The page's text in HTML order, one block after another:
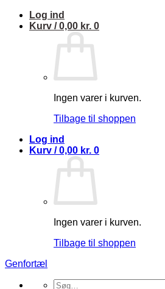
FortsætLog ind
Kurv /0,00 kr. 0
Ingen varer i kurven.
Tilbage til shoppen
Log ind
Kurv /0,00 kr. 0
Ingen varer i kurven.
Tilbage til shoppen
Genfortæl
Søg